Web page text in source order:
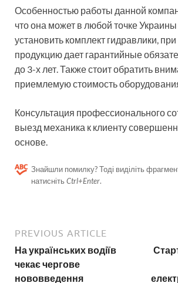
Особенностью работы данной
что она может в любой точке Украины
установить комплект гидравлики,
продукцию дает гарантийные
до 3-х лет. Также стоит обратить
приемлемую стоимость
Консультация профессионального
выезд механика к клиенту
основе.
Знайшли помилку? Тоді виділіть
натисніть Ctrl+Enter.
PREVIOUS ARTICLE
На українських водіїв
чекає чергове
нововведення